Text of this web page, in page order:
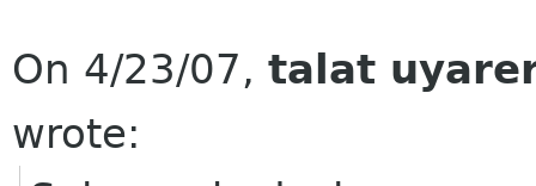
On 4/23/07, talat
wrote: